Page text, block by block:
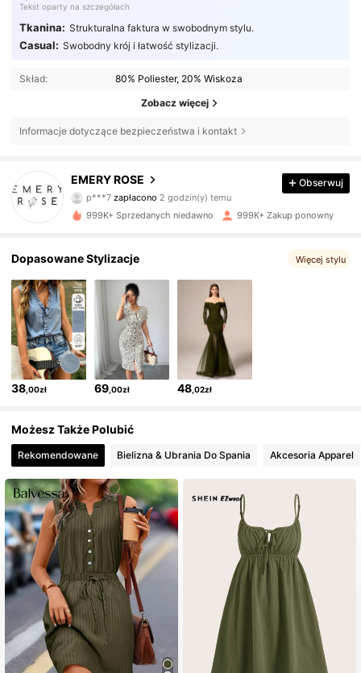
Tekst oparty na szczegółach
Tkanina: Strukturalna faktura w swobodnym stylu.
Casual: Swobodny krój i łatwość stylizacji.
Skład: 80% Poliester, 20% Wiskoza
Zobacz więcej
Informacje dotyczące bezpieczeństwa i kontakt
EMERY ROSE
4,80
1.8M Obserwujący
n***s zaobserwował(-a)10 minut(y) temu
1.8M Obserwujący
4,80 1.8M Obserwujący
4,80 1.8M Obserwujący
4,80
4,80 1.8M Obserwujący
4,80 1.8M Obserwujący
4,80 1.8M Obserwujący
Obserwuj
999K+ Sprzedanych niedawno 999K+ Zakup ponowny
Dopasowane Stylizacje Więcej stylu
38 ,00zł 69 ,00zł 48,02zł
Możesz Także Polubić
Rekomendowane Bielizna & Ubrania Do Spania Akcesoria Apparel